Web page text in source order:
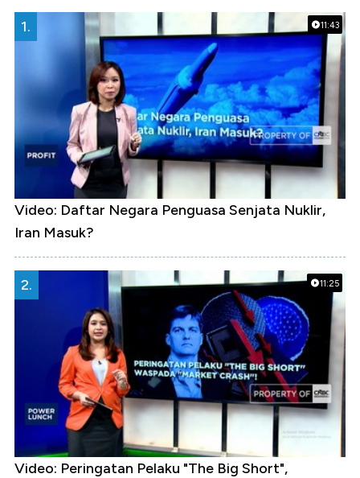
11:43
1.
Video: Daftar Negara Penguasa Senjata Nuklir,
Iran Masuk?
11:25
2.
Video: Peringatan Pelaku "The Big Short",